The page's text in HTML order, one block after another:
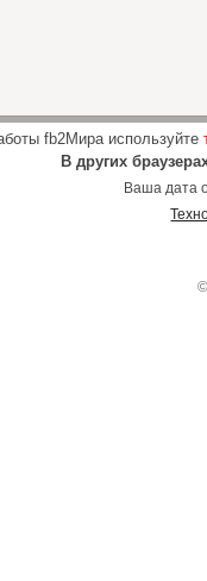
fb2Мира используйте
В других
Ваша дата